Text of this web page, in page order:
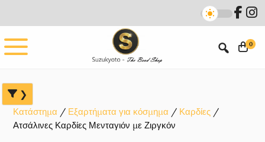
main
content
primary
sidebar
footer
0
Κατάστημα Εξαρτήματα για κόσμημα
Καρδίες
Ατσάλινες Καρδίες Μενταγιόν με Ζιργκόν